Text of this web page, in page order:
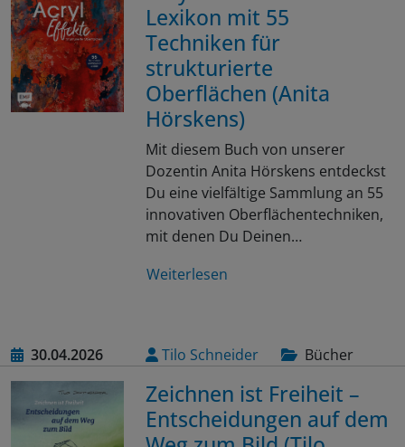
Lexikon mit 55
Techniken für
strukturierte
Oberflächen (Anita
Hörskens)
Mit diesem Buch von unserer
Dozentin Anita Hörskens entdeckst
Du eine vielfältige Sammlung an 55
innovativen Oberflächentechniken,
mit denen Du Deinen…
Weiterlesen
30.04.2026 Tilo Schneider Bücher
Zeichnen ist Freiheit –
Entscheidungen auf dem